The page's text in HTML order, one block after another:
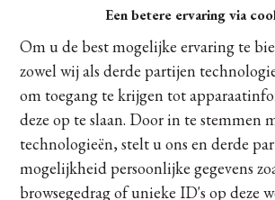
Een betere ervaring via
Om u de best mogelijke ervaring te
zowel wij als derde partijen
om toegang te krijgen tot
deze op te slaan. Door in te stemmen
technologieën, stelt u ons en derde
mogelijkheid persoonlijke gegevens
browsegedrag of unieke ID's op deze
+ Ideale combinatie van wonen in alle
Architectuur:
+ De moderne architectuur komt
deze omgeving
+ De rode gevelsteen met de donkere
voor tijdloze elegantie
Ontdek meer
Delen